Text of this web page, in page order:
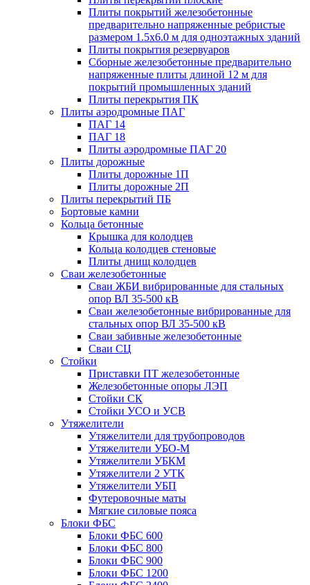
Плиты покрытий железобетонные
предварительно напряженные ребристые
размером 1.5х6.0 м для одноэтажных зданий
Плиты покрытия резервуаров
Сборные железобетонные предварительно
напряженные плиты длиной 12 м для
покрытий промышленных зданий
Плиты перекрытия ПК
Плиты аэродромные ПАГ
ПАГ 14
ПАГ 18
Плиты аэродромные ПАГ 20
Плиты дорожные
Плиты дорожные 1П
Плиты дорожные 2П
Плиты перекрытий ПБ
Бортовые камни
Кольца бетонные
Крышка для колодцев
Кольца колодцев стеновые
Плиты днищ колодцев
Сваи железобетонные
Сваи ЖБИ вибрированные для стальных
опор ВЛ 35-500 кВ
Сваи железобетонные вибрированные для
стальных опор ВЛ 35-500 кВ
Сваи забивные железобетонные
Сваи СЦ
Стойки
Приставки ПТ железобетонные
Железобетонные опоры ЛЭП
Стойки СК
Стойки УСО и УСВ
Утяжелители
Утяжелители для трубопроводов
Утяжелители УБО-М
Утяжелители УБКМ
Утяжелители 2 УТК
Утяжелители УБП
Футеровочные маты
Мягкие силовые пояса
Блоки ФБС
Блоки ФБС 600
Блоки ФБС 800
Блоки ФБС 900
Блоки ФБС 1200